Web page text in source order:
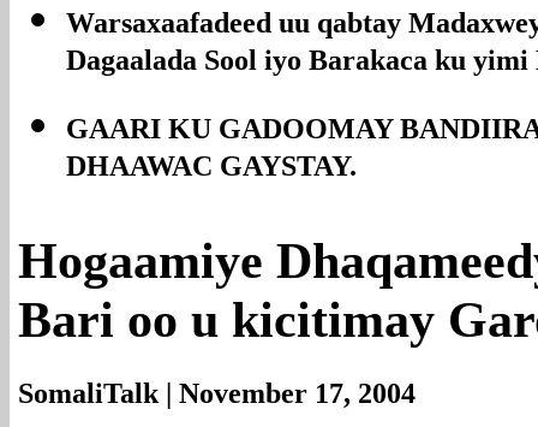
Warsaxaafadeed uu qabtay
Dagaalada Sool iyo Barakaca ku
GAARI KU GADOOMAY
DHAAWAC GAYSTAY.
Hogaamiye
Bari oo u kicitimay
SomaliTalk | November 17, 2004